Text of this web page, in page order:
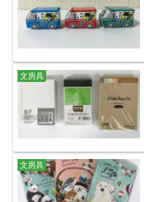
文房具
文房具